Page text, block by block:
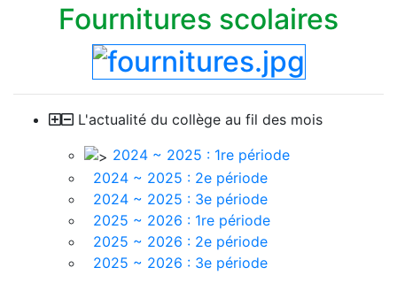
Fournitures scolaires
L'actualité du collège au fil des mois
2024 ~ 2025 : 1re période
2024 ~ 2025 : 2e période
2024 ~ 2025 : 3e période
2025 ~ 2026 : 1re période
2025 ~ 2026 : 2e période
2025 ~ 2026 : 3e période